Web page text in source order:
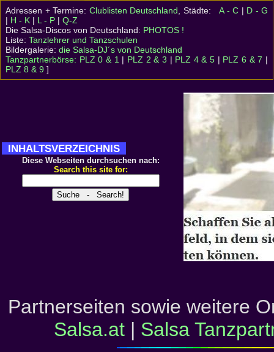
Adressen + Termine: Clublisten Deutschland , Städte: A - C | D - G
| H - K | L - P | Q-Z
Die Salsa-Discos von Deutschland: PHOTOS !
Liste: Tanzlehrer und Tanzschulen
Bildergalerie: die Salsa-DJ´s von Deutschland
Tanzpartnerbörse: PLZ 0 & 1 | PLZ 2 & 3 | PLZ 4 & 5 | PLZ 6 & 7 |
PLZ 8 & 9 ]
INHALTSVERZEICHNIS
Diese Webseiten durchsuchen nach:
Search this site for:
Partnerseiten sowie weitere
Salsa.at | Salsa